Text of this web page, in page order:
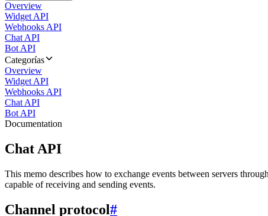
Overview
Widget API
Webhooks API
Chat API
Bot API
Categorías
Overview
Widget API
Webhooks API
Chat API
Bot API
Documentation
Chat API
This memo describes how to exchange events between servers
capable of receiving and sending events.
Channel protocol#